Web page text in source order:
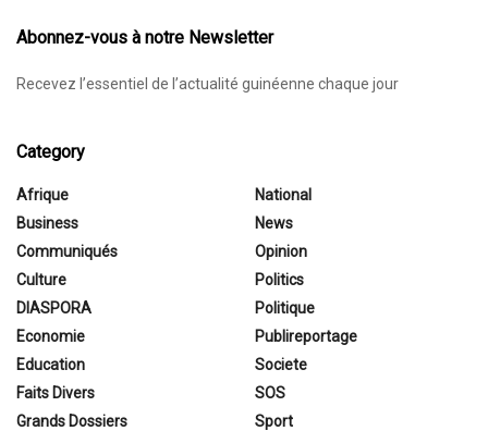
Abonnez-vous à notre Newsletter
Recevez l’essentiel de l’actualité guinéenne chaque jour
Category
Afrique
Business
Communiqués
Culture
DIASPORA
Economie
Education
Faits Divers
Grands Dossiers
National
News
Opinion
Politics
Politique
Publireportage
Societe
SOS
Sport